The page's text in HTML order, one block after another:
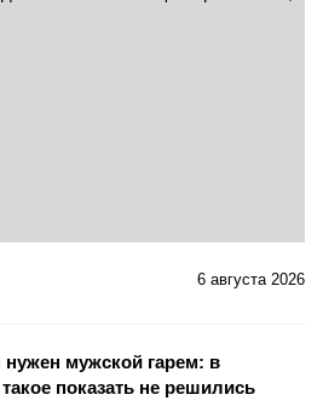
6 августа 2026
мужской гарем: в
показать не решились